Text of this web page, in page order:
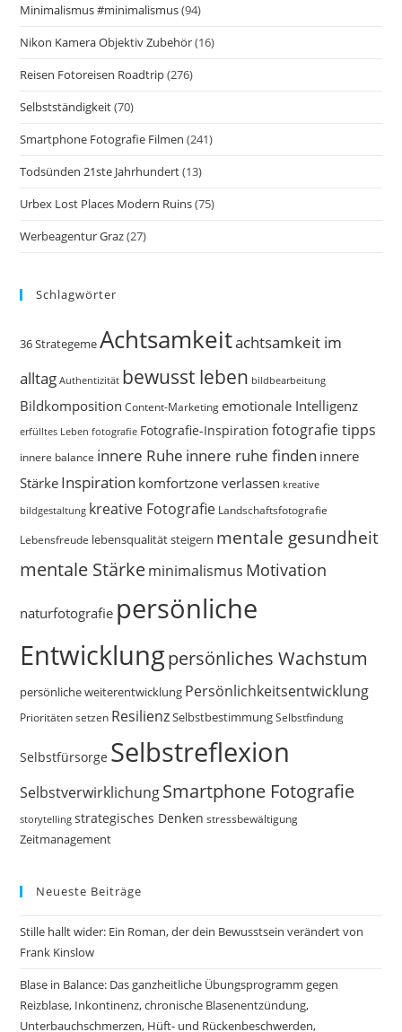
Minimalismus #minimalismus(94)
Nikon Kamera Objektiv Zubehör(16)
Reisen Fotoreisen Roadtrip(276)
Selbstständigkeit(70)
Smartphone Fotografie Filmen (241)
Todsünden 21ste Jahrhundert(13)
Urbex Lost Places Modern Ruins(75)
Werbeagentur Graz(27)
Schlagwörter
36 StrategemeAchtsamkeitachtsamkeit im
alltag Authentizität bewusst leben bildbearbeitung
Bildkomposition Content-Marketing emotionale Intelligenz
erfülltes Leben fotografie Fotografie-Inspiration fotografie tipps
innere balance innere Ruhe innere ruhe finden innere
Stärke Inspiration komfortzone verlassen kreative
bildgestaltung kreative Fotografie Landschaftsfotografie
Lebensfreude lebensqualität steigern mentale gesundheit
mentale Stärkeminimalismus Motivation
naturfotografie persönliche
Entwicklungpersönliches Wachstum
persönliche weiterentwicklung Persönlichkeitsentwicklung
Prioritäten setzen ResilienzSelbstbestimmung Selbstfindung
Selbstfürsorge Selbstreflexion
SelbstverwirklichungSmartphone Fotografie
storytelling strategisches Denken stressbewältigung
Zeitmanagement
Neueste Beiträge
Stille hallt wider: Ein Roman, der dein Bewusstsein verändert von
Frank Kinslow
Blase in Balance: Das ganzheitliche Übungsprogramm gegen
Reizblase, Inkontinenz, chronische Blasenentzündung,
Unterbauchschmerzen, Hüft- und Rückenbeschwerden,